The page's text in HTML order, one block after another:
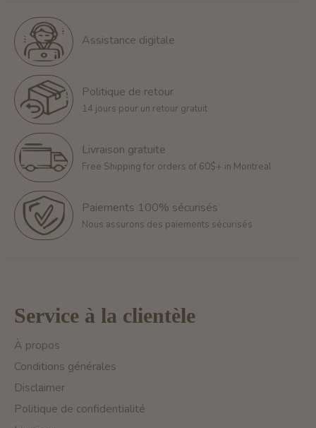
Assistance digitale
Politique de retour
14 jours pour un retour gratuit
Livraison gratuite
Free Shipping for orders of 60$+ in Montreal
Paiements 100% sécurisés
Nous assurons des paiements sécurisés
Service à la clientèle
À propos
Conditions générales
Disclaimer
Politique de confidentialité